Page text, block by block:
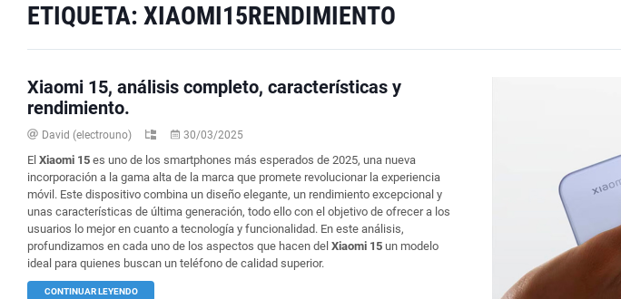
ETIQUETA: XIAOMI15RENDIMIENTO
Xiaomi 15, análisis completo, características y
rendimiento.
David (electrouno) 30/03/2025
El Xiaomi 15 es uno de los smartphones más esperados de 2025, una nueva
incorporación a la gama alta de la marca que promete revolucionar la experiencia
móvil. Este dispositivo combina un diseño elegante, un rendimiento excepcional y
unas características de última generación, todo ello con el objetivo de ofrecer a los
usuarios lo mejor en cuanto a tecnología y funcionalidad. En este análisis,
profundizamos en cada uno de los aspectos que hacen del Xiaomi 15 un modelo
ideal para quienes buscan un teléfono de calidad superior.
CONTINUAR LEYENDO